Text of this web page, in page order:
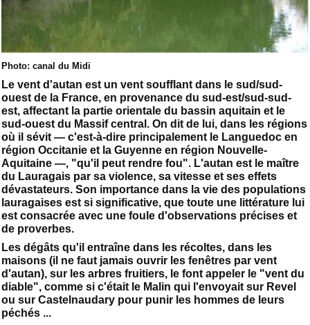
Photo: canal du Midi
Le vent d'autan est un vent soufflant dans le sud/sud-
ouest de la France, en provenance du sud-est/sud-sud-
est, affectant la partie orientale du bassin aquitain et le
sud-ouest du Massif central. On dit de lui, dans les régions
où il sévit — c'est-à-dire principalement le Languedoc en
région Occitanie et la Guyenne en région Nouvelle-
Aquitaine —, "qu'il peut rendre fou". L'autan est le maître
du Lauragais par sa violence, sa vitesse et ses effets
dévastateurs. Son importance dans la vie des populations
lauragaises est si significative, que toute une littérature lui
est consacrée avec une foule d'observations précises et
de proverbes.
Les dégâts qu'il entraîne dans les récoltes, dans les
maisons (il ne faut jamais ouvrir les fenêtres par vent
d'autan), sur les arbres fruitiers, le font appeler le "vent du
diable", comme si c'était le Malin qui l'envoyait sur Revel
ou sur Castelnaudary pour punir les hommes de leurs
péchés ...